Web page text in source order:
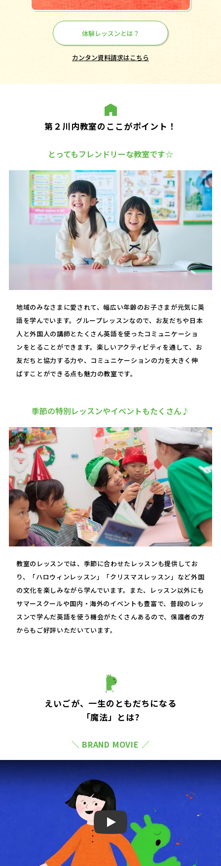
体験レッスンとは？
カンタン資料請求はこちら
第２川内教室のここがポイント！
とってもフレンドリーな教室です☆
地域のみなさまに愛されて、幅広い年齢のお子さまが元気に英
語を学んでいます。グループレッスンなので、お友だちや日本
人と外国人の講師とたくさん英語を使ったコミュニケーショ
ンをとることができます。楽しいアクティビティを通して、お
友だちと協力する力や、コミュニケーションの力を大きく伸
ばすことができる点も魅力の教室です。
季節の特別レッスンやイベントもたくさん♪
教室のレッスンでは、季節に合わせたレッスンも提供してお
り、「ハロウィンレッスン」「クリスマスレッスン」など外国
の文化を楽しみながら学んでいます。また、レッスン以外にも
サマースクールや国内・海外のイベントも豊富で、普段のレッ
スンで学んだ英語を使う機会がたくさんあるので、保護者の方
からもご好評いただいています。
えいごが、一生のともだちになる
「魔法」とは?
＼ BRAND MOVIE ／